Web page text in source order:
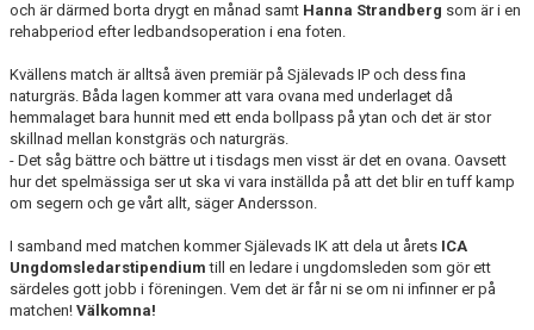
och är därmed borta drygt en månad samt Hanna Strandberg som är i en
rehabperiod efter ledbandsoperation i ena foten.
Kvällens match är alltså även premiär på Själevads IP och dess fina
naturgräs. Båda lagen kommer att vara ovana med underlaget då
hemmalaget bara hunnit med ett enda bollpass på ytan och det är stor
skillnad mellan konstgräs och naturgräs.
- Det såg bättre och bättre ut i tisdags men visst är det en ovana. Oavsett
hur det spelmässiga ser ut ska vi vara inställda på att det blir en tuff kamp
om segern och ge vårt allt, säger Andersson.
I samband med matchen kommer Själevads IK att dela ut årets ICA
Ungdomsledarstipendium till en ledare i ungdomsleden som gör ett
särdeles gott jobb i föreningen. Vem det är får ni se om ni infinner er på
matchen! Välkomna!